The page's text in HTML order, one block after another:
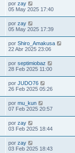
por zay
05 May 2025 17:40
por zay
05 May 2025 17:39
por Shiro_Amakusa
22 Abr 2025 23:06
por septimiobaz
28 Feb 2025 11:00
por JUDO76
26 Feb 2025 05:26
por mu_kun
07 Feb 2025 20:57
por zay
03 Feb 2025 18:44
por zay
03 Feb 2025 18:43